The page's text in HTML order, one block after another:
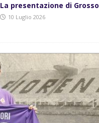
La presentazione di Grosso
10 Luglio 2026